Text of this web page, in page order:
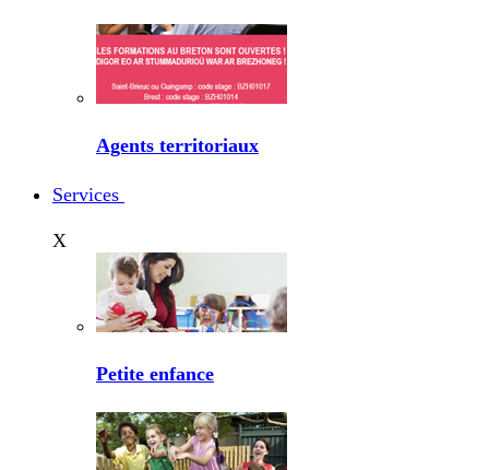
Agents territoriaux
Services
X
Petite enfance